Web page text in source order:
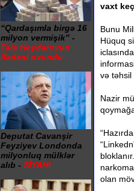
“Qardaşımla birgə 16
milyon vermişik” -
Tale Heydərovun
ifadəsi oxundu
Deputat Cavanşir
Feyziyev Londonda
milyonluq mülklər
alıb - SİYAHI
vaxt
Bunu
Hüquq
və təhsil
Nazir
olan